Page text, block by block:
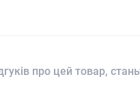
про цей товар,